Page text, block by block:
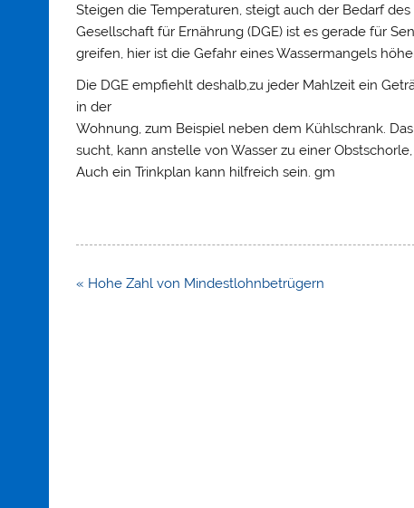
Steigen die Temperaturen, steigt auch der Bedarf
Gesellschaft für Ernährung (DGE) ist es gerade für
greifen, hier ist die Gefahr eines Wassermangels
Die DGE empfiehlt deshalb,zu jeder Mahlzeit ein
in der
Wohnung, zum Beispiel neben dem Kühlschrank.
sucht, kann anstelle von Wasser zu einer
Auch ein Trinkplan kann hilfreich sein. gm
Beitragsnavigation
« Hohe Zahl von Mindestlohnbetrügern